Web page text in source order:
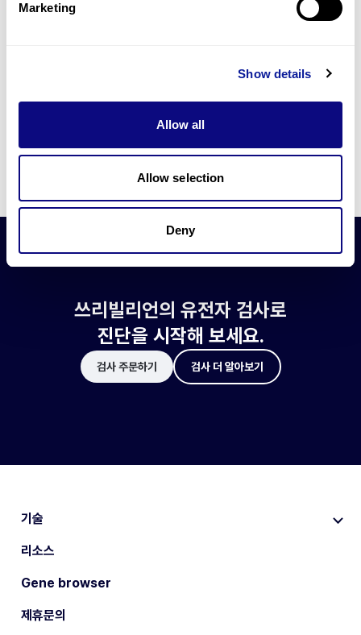
Marketing
Show details
Allow all
Allow selection
Deny
쓰리빌리언은 유전자 진단에 필요한 여러 기술의 개발과 도입에 힘쓰고 있습니
더 정확한 변이 해석과 높은 진단율을 위한 쓰리빌리언의 기술에 대해 알아보
쓰리빌리언의 유전자 검사로
진단을 시작해 보세요.
검사 주문하기 검사 더 알아보기
기술
리소스
Gene browser
제휴문의